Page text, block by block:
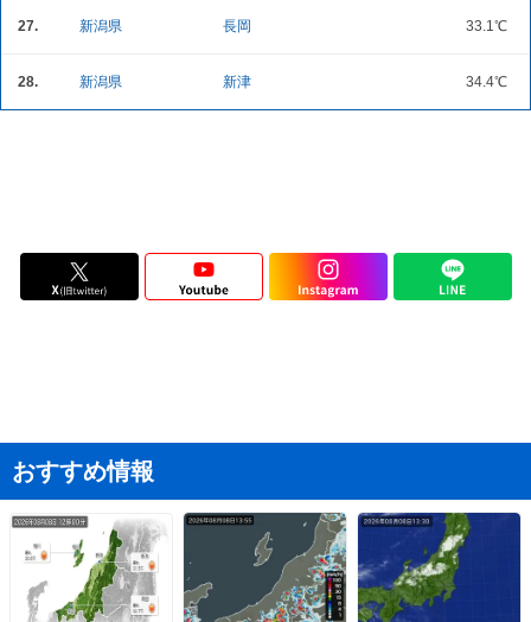
27. 新潟県 長岡 33.1℃
28. 新潟県 新津 34.4℃
おすすめ情報